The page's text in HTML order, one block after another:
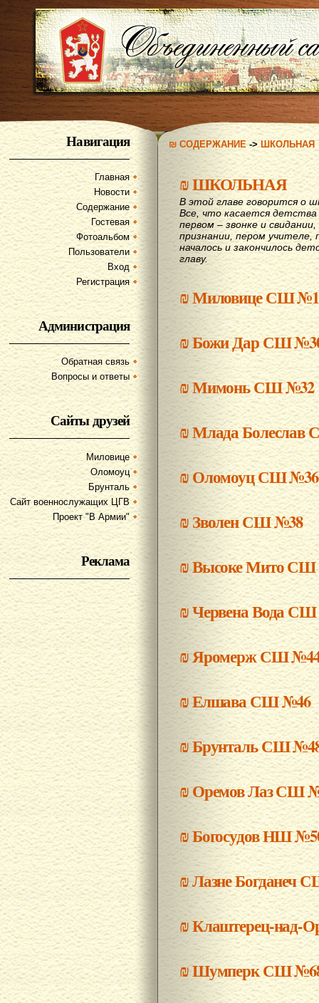
Навигация
Главная
Новости
Содержание
Гостевая
Фотоальбом
Пользователи
Вход
Регистрация
Администрация
Обратная связь
Вопросы и ответы
Сайты друзей
Миловице
Оломоуц
Брунталь
Сайт военнослужащих ЦГВ
Проект "В Армии"
Реклама
₪ СОДЕРЖАНИЕ->ШКОЛЬНАЯ
₪ШКОЛЬНАЯ
В этой главе говорится о
Все, что касается
первом – звонке и
признании, пером учителе,
началось и закончилось
главу.
₪Миловице СШ №1
₪Божи Дар СШ
₪Мимонь СШ №32
₪Млада
₪Оломоуц СШ №36
₪Зволен СШ №38
₪Высоке Мито
₪Червена Вода
₪Яромерж СШ
₪Елшава СШ №46
₪Брунталь СШ
₪Оремов Лаз СШ
₪Богосудов НШ
₪Лазне Богданеч
₪Клаштерец-над-
₪Шумперк СШ